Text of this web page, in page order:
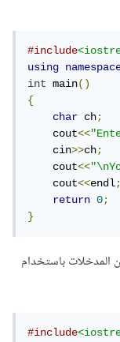
#include
using
int main()
{
char ch;
    cout
<<
    cin
>>ch;
    cout
<<
    cout
<<endl;
return
0;
}
باستخدام
#include